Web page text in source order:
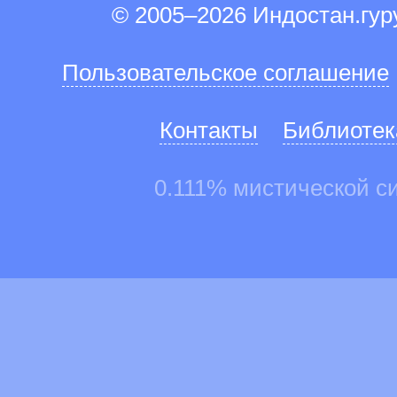
© 2005–2026
Пользовательское соглашение
Контакты
0.111% мистической